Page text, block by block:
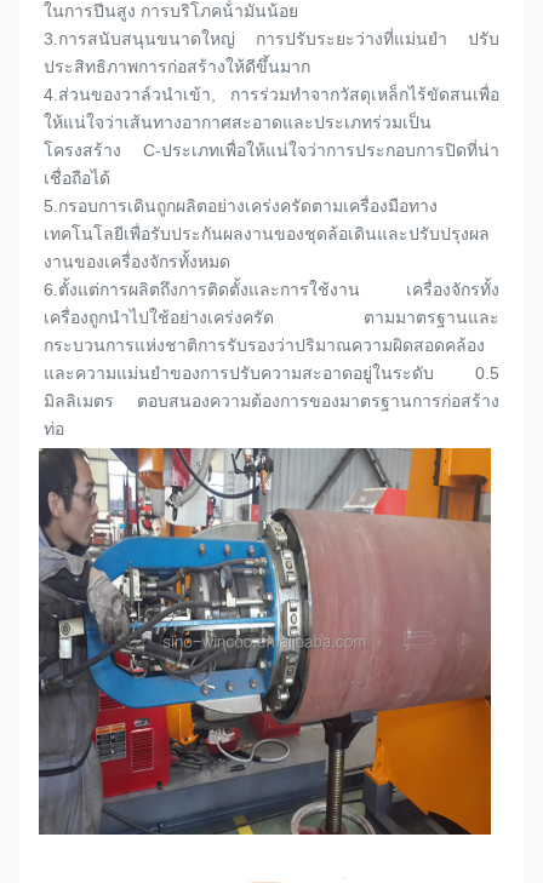
ในการปีนสูง การบริโภคน้ํามันน้อย
3. การสนับสนุนขนาดใหญ่ การปรับระยะว่างที่แม่นยํา ปรับ
ประสิทธิภาพการก่อสร้างให้ดีขึ้นมาก
4. ส่วนของวาล์วนําเข้า, การร่วมทําจากวัสดุเหล็กไร้ขัดสนเพื่อ
ให้แน่ใจว่าเส้นทางอากาศสะอาดและประเภทร่วมเป็น
โครงสร้าง C-ประเภทเพื่อให้แน่ใจว่าการประกอบการปิดที่น่า
เชื่อถือได้
5. กรอบการเดินถูกผลิตอย่างเคร่งครัดตามเครื่องมือทาง
เทคโนโลยีเพื่อรับประกันผลงานของชุดล้อเดินและปรับปรุงผล
งานของเครื่องจักรทั้งหมด
6. ตั้งแต่การผลิตถึงการติดตั้งและการใช้งาน เครื่องจักรทั้ง
เครื่องถูกนําไปใช้อย่างเคร่งครัด ตามมาตรฐานและ
กระบวนการแห่งชาติการรับรองว่าปริมาณความผิดสอดคล้อง
และความแม่นยําของการปรับความสะอาดอยู่ในระดับ 0.5
มิลลิเมตร ตอบสนองความต้องการของมาตรฐานการก่อสร้าง
ท่อ